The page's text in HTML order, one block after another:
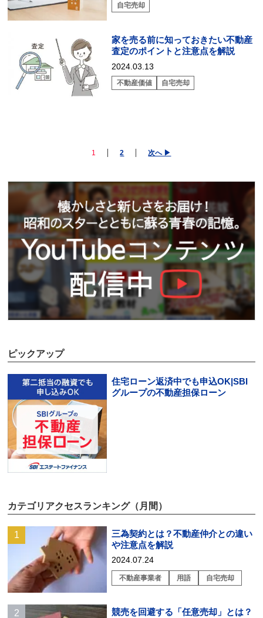
自宅売却
家を売る前に知っておきたい不動産
査定のポイントと注意点を解説
2024.03.13
不動産価値 自宅売却
1 2 次へ ▶
ピックアップ
住宅ローン返済中でも申込OK|SBI
グループの不動産担保ローン
カテゴリアクセスランキング（月間）
三為契約とは？不動産仲介との違い
や注意点を解説
2024.07.24
不動産事業者 用語 自宅売却
競売を回避する「任意売却」とは？